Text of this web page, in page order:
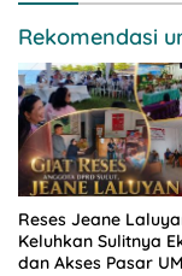
Rekomendasi
Reses Jeane
Keluhkan Sulitnya
dan Akses Pasar